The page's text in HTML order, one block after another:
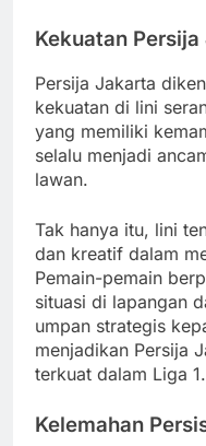
Kekuatan
Persija Jakarta
kekuatan di lini
yang memiliki
selalu menjadi
lawan.
Tak hanya itu, lini
dan kreatif dalam
Pemain-pemain
situasi di lapangan
umpan strategis
menjadikan Persija
terkuat dalam Liga 1.
Kelemahan